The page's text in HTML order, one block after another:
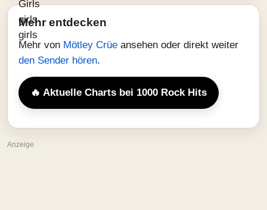
Mehr entdecken
Mehr von Mötley Crüe ansehen oder direkt weiter
den Sender hören.
🔥 Aktuelle Charts bei 1000 Rock Hits
Anzeige